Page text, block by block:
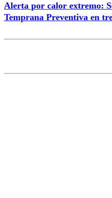
Alerta por calor extremo:
Temprana Preventiva en